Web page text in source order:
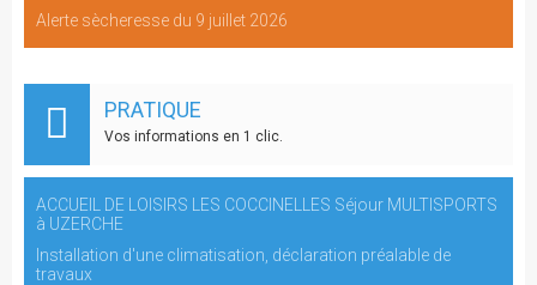
Alerte sècheresse du 9 juillet 2026
PRATIQUE
Vos informations en 1 clic.
ACCUEIL DE LOISIRS LES COCCINELLES Séjour MULTISPORTS
à UZERCHE
Installation d'une climatisation, déclaration préalable de
travaux